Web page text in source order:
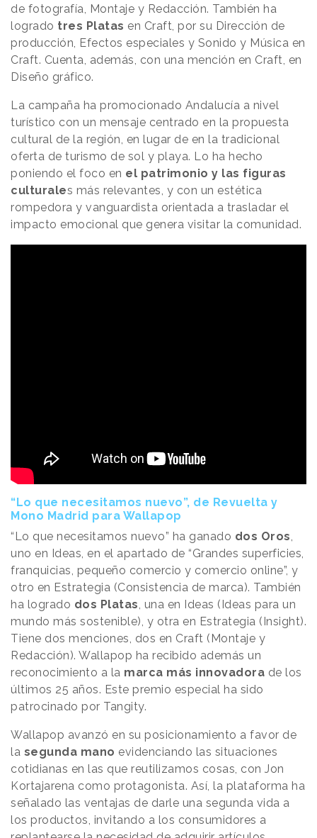
de fotografía, Montaje y Redacción. También ha
logrado tres Platas en Craft, por su Dirección de
producción, Efectos especiales y Sonido y Música en
Craft. Cuenta, además, con una mención en Craft, en
Diseño gráfico.
La campaña ha promocionado Andalucía a nivel
turístico con un mensaje centrado en la propuesta
cultural de la región, en lugar de en la tradicional
oferta de turismo de sol y playa. Lo ha hecho
poniendo el foco en el patrimonio y las figuras
culturales más relevantes, y con un estética
rompedora y vanguardista orientada a trasladar el
impacto emocional que genera visitar la comunidad.
“Lo que necesitamos nuevo”, de Revuelta y
Mono Madrid para Wallapop
“Lo que necesitamos nuevo” ha ganado dos Oros,
uno en Ideas, en el apartado de “Grandes superficies,
franquicias, pequeño comercio y comercio online”, y
otro en Estrategia (Consistencia de marca). También
ha logrado dos Platas, una en Ideas (Ideas para un
mundo más sostenible), y otra en Estrategia (Insight).
Tiene dos menciones, dos en Craft (Montaje y
Redacción). Wallapop ha recibido además un
reconocimiento a la marca más innovadora de los
últimos 25 años. Este premio especial ha sido
patrocinado por Tangity.
Wallapop avanzó en su posicionamiento a favor de
la segunda mano evidenciando las situaciones
cotidianas en las que reutilizamos cosas, con Jon
Kortajarena como protagonista. Así, la plataforma ha
señalado las ventajas de darle una segunda vida a
los productos, invitando a los consumidores a